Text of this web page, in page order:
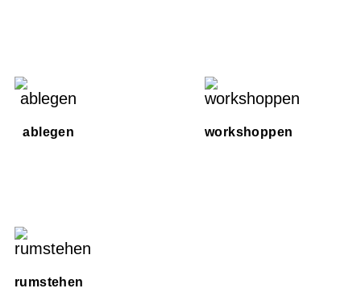
ablegen workshoppen
rumstehen